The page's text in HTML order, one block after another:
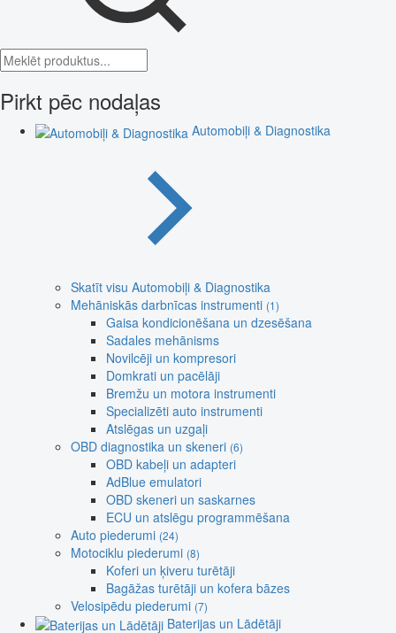
Pirkt pēc nodaļas
Automobiļi & Diagnostika
Skatīt visu Automobiļi & Diagnostika
Mehāniskās darbnīcas instrumenti (1)
Gaisa kondicionēšana un dzesēšana
Sadales mehānisms
Novilcēji un kompresori
Domkrati un pacēlāji
Bremžu un motora instrumenti
Specializēti auto instrumenti
Atslēgas un uzgaļi
OBD diagnostika un skeneri (6)
OBD kabeļi un adapteri
AdBlue emulatori
OBD skeneri un saskarnes
ECU un atslēgu programmēšana
Auto piederumi (24)
Motociklu piederumi (8)
Koferi un ķiveru turētāji
Bagāžas turētāji un kofera bāzes
Velosipēdu piederumi (7)
Baterijas un Lādētāji